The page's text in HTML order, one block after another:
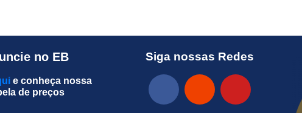
no EB
e conheça nossa
de preços
Siga nossas Redes